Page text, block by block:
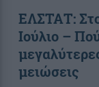
ΕΛΣΤΑΤ:
Ιούλιο –
μειώσεις